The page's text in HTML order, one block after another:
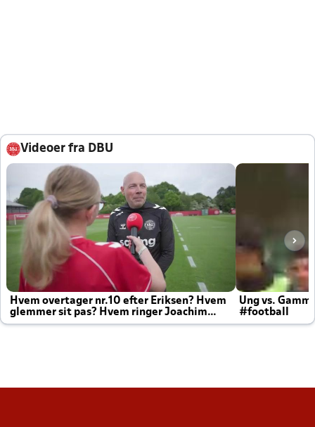
Videoer fra DBU
Hvem overtager nr.10 efter Eriksen? Hvem
glemmer sit pas? Hvem ringer Joachim
altid til efter kampe?
Ung vs.
#football